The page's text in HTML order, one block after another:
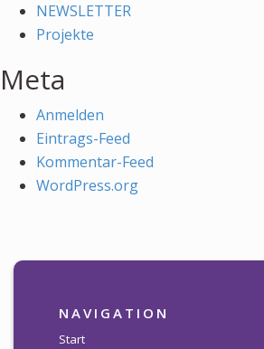
NEWSLETTER
Projekte
Meta
Anmelden
Eintrags-Feed
Kommentar-Feed
WordPress.org
NAVIGATION
Start